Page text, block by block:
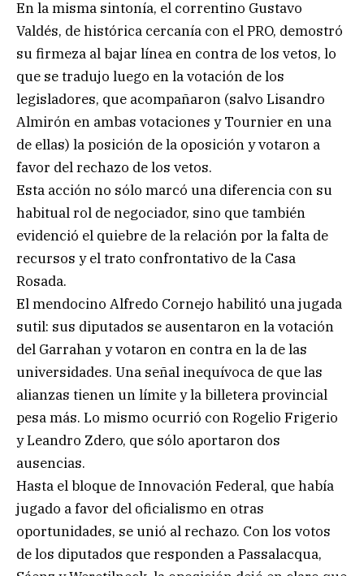
En la misma sintonía, el correntino Gustavo
Valdés, de histórica cercanía con el PRO, demostró
su firmeza al bajar línea en contra de los vetos, lo
que se tradujo luego en la votación de los
legisladores, que acompañaron (salvo Lisandro
Almirón en ambas votaciones y Tournier en una
de ellas) la posición de la oposición y votaron a
favor del rechazo de los vetos.
Esta acción no sólo marcó una diferencia con su
habitual rol de negociador, sino que también
evidenció el quiebre de la relación por la falta de
recursos y el trato confrontativo de la Casa
Rosada.
El mendocino Alfredo Cornejo habilitó una jugada
sutil: sus diputados se ausentaron en la votación
del Garrahan y votaron en contra en la de las
universidades. Una señal inequívoca de que las
alianzas tienen un límite y la billetera provincial
pesa más. Lo mismo ocurrió con Rogelio Frigerio
y Leandro Zdero, que sólo aportaron dos
ausencias.
Hasta el bloque de Innovación Federal, que había
jugado a favor del oficialismo en otras
oportunidades, se unió al rechazo. Con los votos
de los diputados que responden a Passalacqua,